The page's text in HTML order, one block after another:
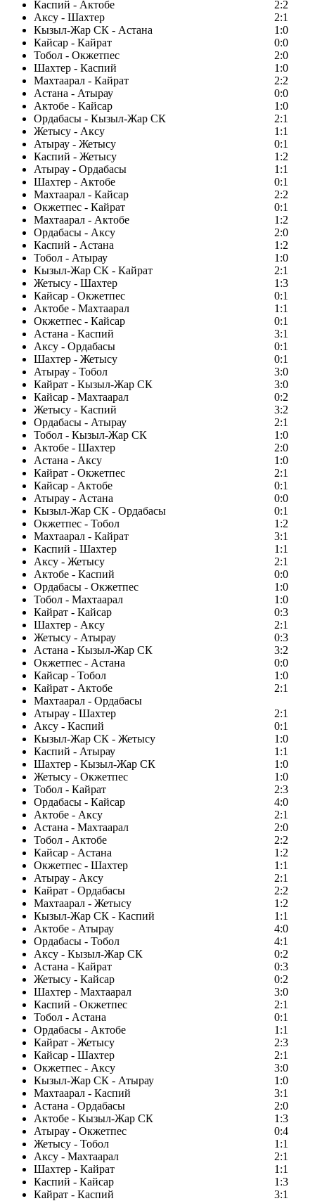
Каспий - Актобе
2:2
Аксу - Шахтер
2:1
Кызыл-Жар СК - Астана
1:0
Кайсар - Кайрат
0:0
Тобол - Окжетпес
2:0
Шахтер - Каспий
1:0
Махтаарал - Кайрат
2:2
Астана - Атырау
0:0
Актобе - Кайсар
1:0
Ордабасы - Кызыл-Жар СК
2:1
Жетысу - Аксу
1:1
Атырау - Жетысу
0:1
Каспий - Жетысу
1:2
Атырау - Ордабасы
1:1
Шахтер - Актобе
0:1
Махтаарал - Кайсар
2:2
Окжетпес - Кайрат
0:1
Махтаарал - Актобе
1:2
Ордабасы - Аксу
2:0
Каспий - Астана
1:2
Тобол - Атырау
1:0
Кызыл-Жар СК - Кайрат
2:1
Жетысу - Шахтер
1:3
Кайсар - Окжетпес
0:1
Актобе - Махтаарал
1:1
Окжетпес - Кайсар
0:1
Астана - Каспий
3:1
Аксу - Ордабасы
0:1
Шахтер - Жетысу
0:1
Атырау - Тобол
3:0
Кайрат - Кызыл-Жар СК
3:0
Кайсар - Махтаарал
0:2
Жетысу - Каспий
3:2
Ордабасы - Атырау
2:1
Тобол - Кызыл-Жар СК
1:0
Актобе - Шахтер
2:0
Астана - Аксу
1:0
Кайрат - Окжетпес
2:1
Кайсар - Актобе
0:1
Атырау - Астана
0:0
Кызыл-Жар СК - Ордабасы
0:1
Окжетпес - Тобол
1:2
Махтаарал - Кайрат
3:1
Каспий - Шахтер
1:1
Аксу - Жетысу
2:1
Актобе - Каспий
0:0
Ордабасы - Окжетпес
1:0
Тобол - Махтаарал
1:0
Кайрат - Кайсар
0:3
Шахтер - Аксу
2:1
Жетысу - Атырау
0:3
Астана - Кызыл-Жар СК
3:2
Окжетпес - Астана
0:0
Кайсар - Тобол
1:0
Кайрат - Актобе
2:1
Махтаарал - Ордабасы
Атырау - Шахтер
2:1
Аксу - Каспий
0:1
Кызыл-Жар СК - Жетысу
1:0
Каспий - Атырау
1:1
Шахтер - Кызыл-Жар СК
1:0
Жетысу - Окжетпес
1:0
Тобол - Кайрат
2:3
Ордабасы - Кайсар
4:0
Актобе - Аксу
2:1
Астана - Махтаарал
2:0
Тобол - Актобе
2:2
Кайсар - Астана
1:2
Окжетпес - Шахтер
1:1
Атырау - Аксу
2:1
Кайрат - Ордабасы
2:2
Махтаарал - Жетысу
1:2
Кызыл-Жар СК - Каспий
1:1
Актобе - Атырау
4:0
Ордабасы - Тобол
4:1
Аксу - Кызыл-Жар СК
0:2
Астана - Кайрат
0:3
Жетысу - Кайсар
0:2
Шахтер - Махтаарал
3:0
Каспий - Окжетпес
2:1
Тобол - Астана
0:1
Ордабасы - Актобе
1:1
Кайрат - Жетысу
2:3
Кайсар - Шахтер
2:1
Окжетпес - Аксу
3:0
Кызыл-Жар СК - Атырау
1:0
Махтаарал - Каспий
3:1
Астана - Ордабасы
2:0
Актобе - Кызыл-Жар СК
1:3
Атырау - Окжетпес
0:4
Жетысу - Тобол
1:1
Аксу - Махтаарал
2:1
Шахтер - Кайрат
1:1
Каспий - Кайсар
1:3
Кайрат - Каспий
3:1